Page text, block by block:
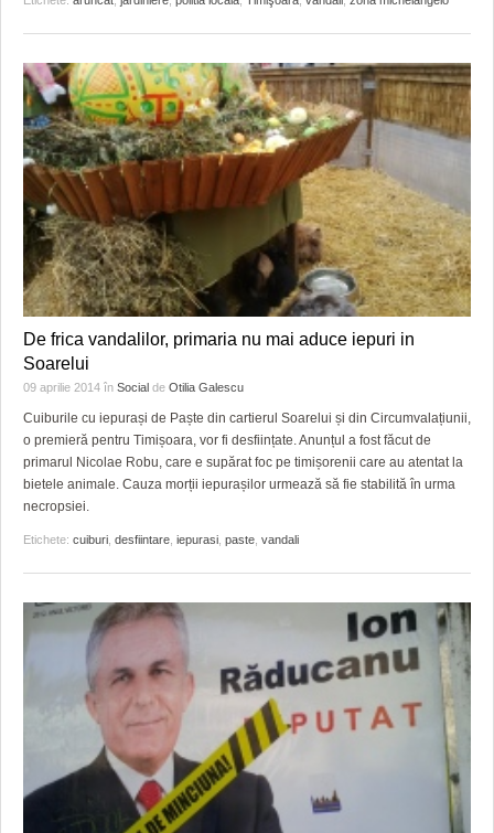
De frica vandalilor, primaria nu mai aduce iepuri in
Soarelui
09 aprilie 2014 în Social de Otilia Galescu
Cuiburile cu iepurași de Paște din cartierul Soarelui și din Circumvalațiunii,
o premieră pentru Timișoara, vor fi desființate. Anunțul a fost făcut de
primarul Nicolae Robu, care e supărat foc pe timișorenii care au atentat la
bietele animale. Cauza morții iepurașilor urmează să fie stabilită în urma
necropsiei.
Etichete: cuiburi, desfiintare, iepurasi, paste, vandali